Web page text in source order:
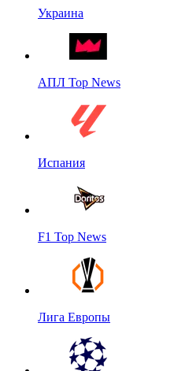
Украина
АПЛ Top News
Испания
F1 Top News
Лига Европы